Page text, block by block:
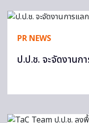
PR NEWS
ป.ป.ช. จะจัดงานก